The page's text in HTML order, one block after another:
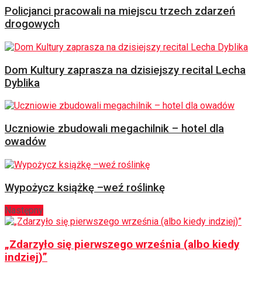
Policjanci pracowali na miejscu trzech zdarzeń
drogowych
Dom Kultury zaprasza na dzisiejszy recital Lecha
Dyblika
Uczniowie zbudowali megachilnik – hotel dla
owadów
Wypożycz książkę –weź roślinkę
Następny
„Zdarzyło się pierwszego września (albo kiedy
indziej)”